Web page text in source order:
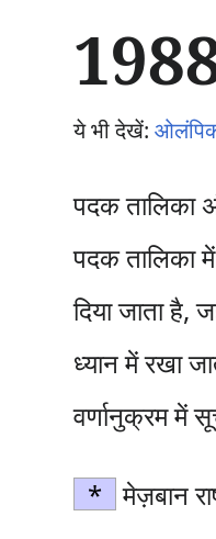
प
जा
ये भी देखें:
पदक तालिका
पदक तालिका
दिया जाता है,
ध्यान में रखा
वर्णानुक्रम में
* मेज़बान